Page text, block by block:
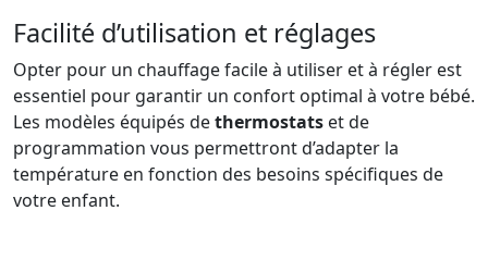
Facilité d’utilisation et réglages
Opter pour un chauffage facile à utiliser et à régler est
essentiel pour garantir un confort optimal à votre bébé.
Les modèles équipés dethermostats et de
programmation vous permettront d’adapter la
température en fonction des besoins spécifiques de
votre enfant.